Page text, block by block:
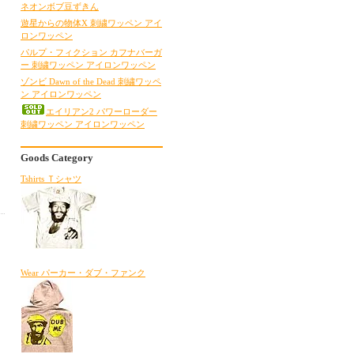
ネオンボブ豆ずきん
遊星からの物体X 刺繍ワッペン アイ
ロンワッペン
パルプ・フィクション カフナバーガ
ー 刺繍ワッペン アイロンワッペン
ゾンビ Dawn of the Dead 刺繍ワッペ
ン アイロンワッペン
エイリアン2 パワーローダー
刺繍ワッペン アイロンワッペン
Goods Category
Tshirts Ｔシャツ
Wear パーカー・ダブ・ファンク